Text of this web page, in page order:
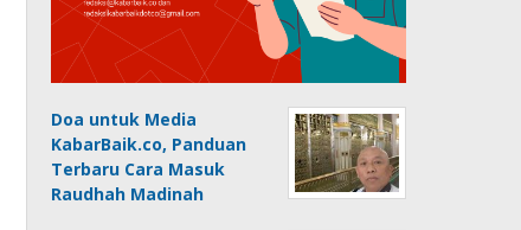
Doa untuk Media
KabarBaik.co, Panduan
Terbaru Cara Masuk
Raudhah Madinah